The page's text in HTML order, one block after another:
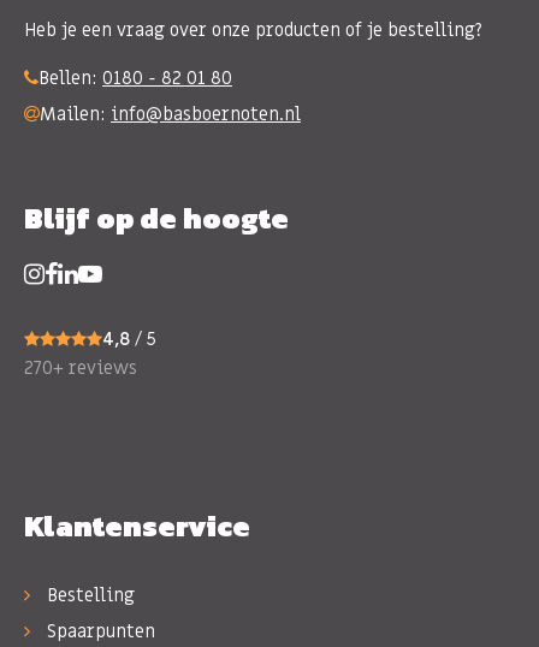
Heb je een vraag over onze producten of je bestelling?
Bellen: 0180 - 82 01 80
Mailen: info@basboernoten.nl
Blijf op de hoogte
4,8 / 5
270+ reviews
Klantenservice
Bestelling
Spaarpunten